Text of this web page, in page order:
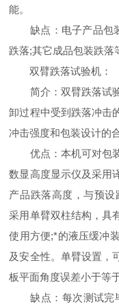
能。
缺点：电子产品包装
跌落;其它成品包装跌落
双臂跌落试验机：
简介：双臂跌落试验
卸过程中受到跌落冲击
冲击强度和包装设计的
优点：本机可对包装
数显高度显示仪及采用
产品跌落高度，与预
采用单臂双柱结构，具
使用方便;*的液压缓冲
及安全性。单臂设置，
板平面角度误差小于等
缺点：每次测试完